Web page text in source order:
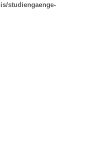
studiengaenge-